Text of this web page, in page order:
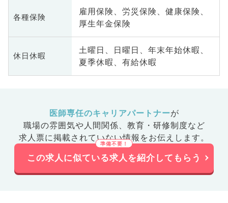
各種保険
雇用保険、労災保険、健康保険、
厚生年金保険
休日休暇
土曜日、日曜日、年末年始休暇、
夏季休暇、有給休暇
医師専任のキャリアパートナーが
職場の雰囲気や人間関係、 教育・研修制度など
求人票に掲載されていない情報をお伝えします。
この求人に似ている求人を紹介してもらう